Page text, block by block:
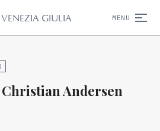
VENEZIA GIULIA MENU
Andersen